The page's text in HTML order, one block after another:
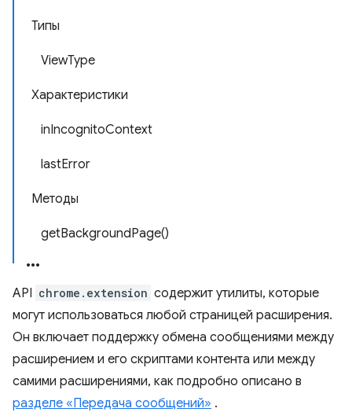
Типы
ViewType
Характеристики
inIncognitoContext
lastError
Методы
getBackgroundPage()
API chrome.extension содержит утилиты, которые
могут использоваться любой страницей расширения.
Он включает поддержку обмена сообщениями между
расширением и его скриптами контента или между
самими расширениями, как подробно описано в
разделе «Передача сообщений» .